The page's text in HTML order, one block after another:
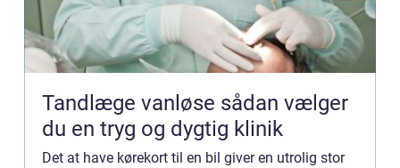
Tandlæge vanløse sådan vælger
du en tryg og dygtig klinik
Det at have kørekort til en bil giver en utrolig stor